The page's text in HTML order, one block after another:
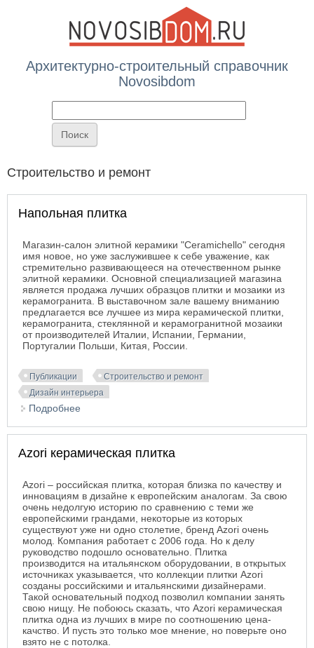
Архитектурно-строительный справочник
Novosibdom
Вы здесь
Строительство и ремонт
Напольная плитка
Магазин-салон элитной керамики "Ceramichello" сегодня
имя новое, но уже заслужившее к себе уважение, как
стремительно развивающееся на отечественном рынке
элитной керамики. Основной специализацией магазина
является продажа лучших образцов плитки и мозаики из
керамогранита. В выставочном зале вашему вниманию
предлагается все лучшее из мира керамической плитки,
керамогранита, стеклянной и керамогранитной мозаики
от производителей Италии, Испании, Германии,
Португалии Польши, Китая, России.
Публикации
Строительство и ремонт
Дизайн интерьера
Подробнее
Azori керамическая плитка
Azori – российская плитка, которая близка по качеству и
инновациям в дизайне к европейским аналогам. За свою
очень недолгую историю по сравнению с теми же
европейскими грандами, некоторые из которых
существуют уже ни одно столетие, бренд Azori очень
молод. Компания работает с 2006 года. Но к делу
руководство подошло основательно. Плитка
производится на итальянском оборудовании, в открытых
источниках указывается, что коллекции плитки Azori
созданы российскими и итальянскими дизайнерами.
Такой основательный подход позволил компании занять
свою нищу. Не побоюсь сказать, что Azori керамическая
плитка одна из лучших в мире по соотношению цена-
качство. И пусть это только мое мнение, но поверьте оно
взято не с потолка.